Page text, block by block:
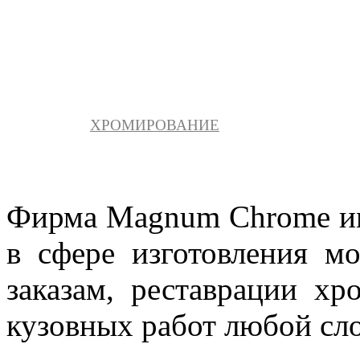
ХРОМИРОВАНИЕ
Фирма Magnum Chrome
в сфере изготовления
заказам, реставрации
кузовных работ любой